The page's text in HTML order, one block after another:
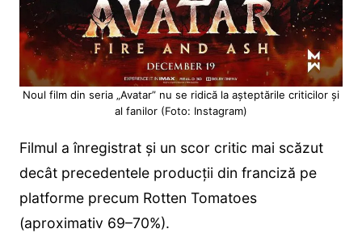
Noul film din seria „Avatar” nu se ridică la așteptările criticilor și
al fanilor (Foto: Instagram)
Filmul a înregistrat și un scor critic mai scăzut
decât precedentele producții din franciză pe
platforme precum Rotten Tomatoes
(aproximativ 69–70%).